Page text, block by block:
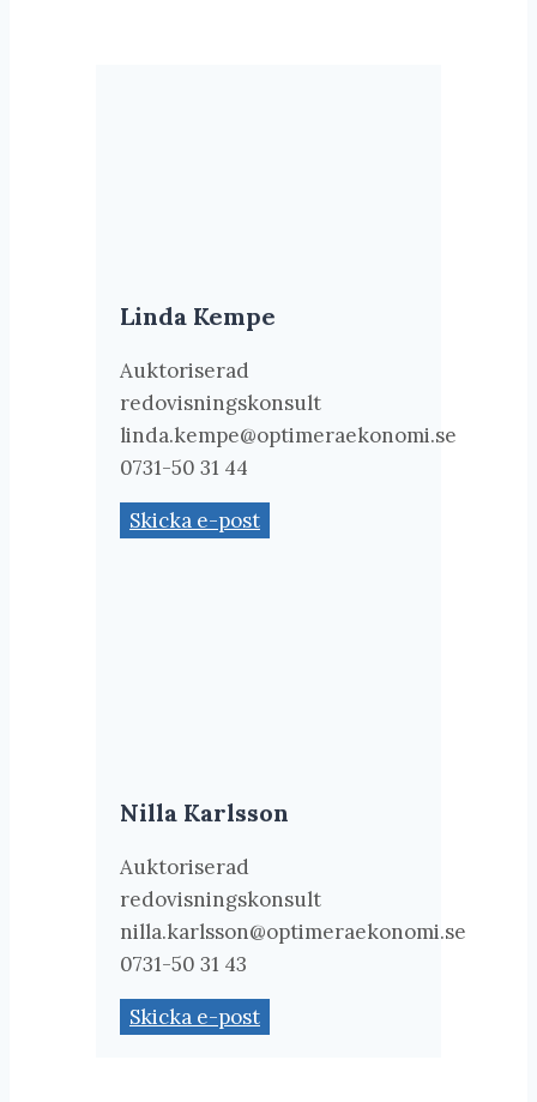
Linda Kempe
Auktoriserad
redovisningskonsult
linda.kempe@optimeraekonomi.se
0731-50 31 44
Skicka e-post
Nilla Karlsson
Auktoriserad
redovisningskonsult
nilla.karlsson@optimeraekonomi.se
0731-50 31 43
Skicka e-post